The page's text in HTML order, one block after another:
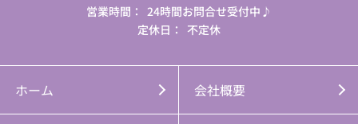
営業時間： 24時間お問合せ受付中♪
定休日：
不定休
ホーム 会社概要